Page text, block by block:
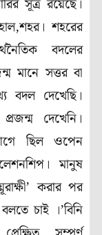
সূত্র রয়েছে।
শহরের
বদলের
মানে সত্তর বা
বদল দেখেছি।
দেখেনি।
ছিল ওপেন
মানুষ
করার পর
চাই ।’বিনি